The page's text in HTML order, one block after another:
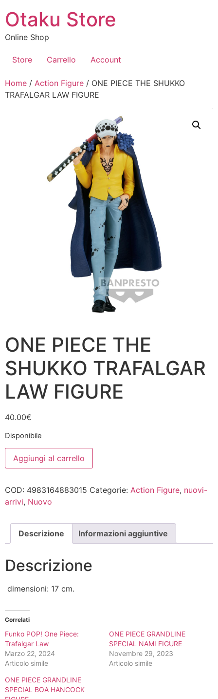
contenuto
Otaku Store
Online Shop
Store Carrello Account
Home / Action Figure / ONE PIECE THE SHUKKO
TRAFALGAR LAW FIGURE
ONE PIECE THE
SHUKKO TRAFALGAR
LAW FIGURE
40.00€
Disponibile
ONE
PIECE
THE
LAW
FIGURE
quantità
Aggiungi al carrello
COD: 4983164883015 Categorie: Action Figure, nuovi-
arrivi, Nuovo
Descrizione Informazioni aggiuntive
Descrizione
dimensioni: 17 cm.
Correlati
Funko POP! One Piece:
Trafalgar Law
Marzo 22, 2024
Articolo simile
ONE PIECE GRANDLINE
SPECIAL NAMI FIGURE
Novembre 29, 2023
Articolo simile
ONE PIECE GRANDLINE
SPECIAL BOA HANCOCK